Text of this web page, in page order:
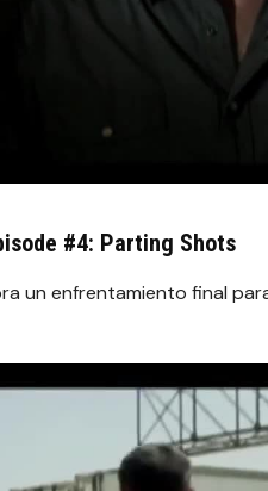
#4: Parting Shots
un enfrentamiento final